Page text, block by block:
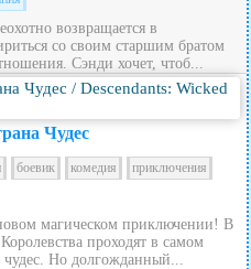
возвращается в
со своим старшим братом
Сэнди хочет, чтоб...
Чудес
боевик комедия
приключения
магическом приключении! В
проходят в самом
Но долгожданный...